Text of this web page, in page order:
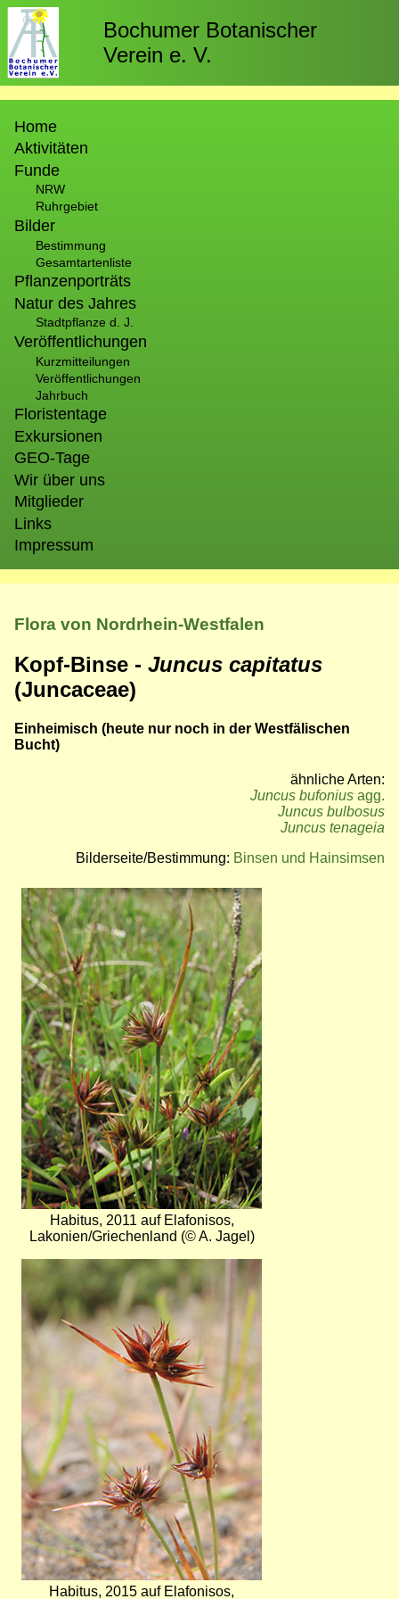
Direkt
zum
Inhalt
Bochumer Botanischer
Verein e. V.
Home
Aktivitäten
Funde
NRW
Ruhrgebiet
Bilder
Bestimmung
Gesamtartenliste
Pflanzenporträts
Natur des Jahres
Stadtpflanze d. J.
Veröffentlichungen
Kurzmitteilungen
Veröffentlichungen
Jahrbuch
Floristentage
Exkursionen
GEO-Tage
Wir über uns
Mitglieder
Links
Impressum
Flora von Nordrhein-Westfalen
Kopf-Binse - Juncus capitatus
(Juncaceae)
Einheimisch (heute nur noch in der Westfälischen
Bucht)
ähnliche Arten:
Juncus bufonius agg.
Juncus bulbosus
Juncus tenageia
Bilderseite/Bestimmung: Binsen und Hainsimsen
Bild
Habitus, 2011 auf Elafonisos,
Lakonien/Griechenland (© A. Jagel)
Bild
Habitus, 2015 auf Elafonisos,